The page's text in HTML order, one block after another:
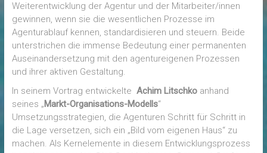
Weiterentwicklung der Agentur und der Mitarbeiter/innen
gewinnen, wenn sie die wesentlichen Prozesse im
Agenturablauf kennen, standardisieren und steuern. Beide
unterstrichen die immense Bedeutung einer permanenten
Auseinandersetzung mit den agentureigenen Prozessen
und ihrer aktiven Gestaltung.
In seinem Vortrag entwickelte Achim Litschkoanhand
seines „Markt-Organisations-Modells“
Umsetzungsstrategien, die Agenturen Schritt für Schritt in
die Lage versetzen, sich ein „Bild vom eigenen Haus“ zu
machen. Als Kernelemente in diesem Entwicklungsprozess